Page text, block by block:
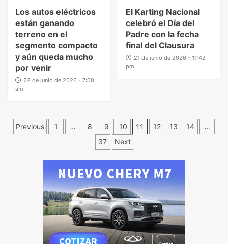
Los autos eléctricos
están ganando
terreno en el
segmento compacto
y aún queda mucho
por venir
22 de junio de 2026 - 7:00
am
El Karting Nacional
celebró el Día del
Padre con la fecha
final del Clausura
21 de junio de 2026 - 11:42
pm
Previous 1 … 8 9 10 11 12 13 14
…
37
Next